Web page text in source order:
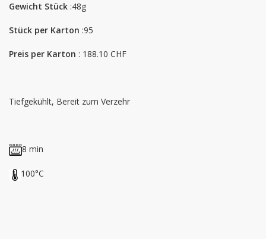
Gewicht Stück :48g
Stück per Karton :95
Preis per Karton : 188.10 CHF
Tiefgekühlt, Bereit zum Verzehr
8 min
100°C